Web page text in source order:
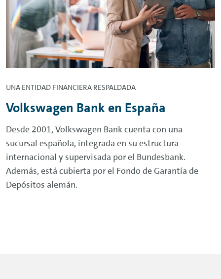
UNA ENTIDAD FINANCIERA RESPALDADA
Volkswagen Bank en España
Desde 2001, Volkswagen Bank cuenta con una
sucursal española, integrada en su estructura
internacional y supervisada por el Bundesbank.
Además, está cubierta por el Fondo de Garantía de
Depósitos alemán.